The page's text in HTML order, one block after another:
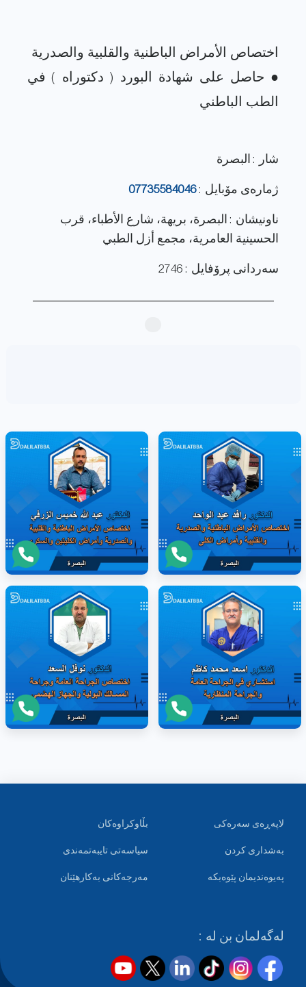
● حاصل على شهادة البورد ( دكتوراه ) في
شار : البصرة
ژماره‌ی مۆبایل :07735584046
ناونيشان : البصرة، بريهة، شارع الأطباء، قرب
الحسينية العامرية، مجمع أزل الطبي
سەردانی پرۆفایل : 2746
لاپەڕەی سەرەکی
بەشداری کردن
پەیوەندیمان پێوەبکە
بڵاوکراوەکان
سیاسەتی تایبەتمەندی
مەرجەکانی بەکارهێنان
لەگەلمان بن لە :